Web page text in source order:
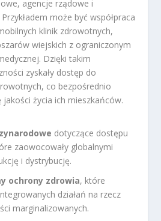
agencje rządowe i
może być współpraca
klinik zdrowotnych,
wiejskich z ograniczonym
Dzięki takim
zyskały dostęp do
co bezpośrednio
jakości życia ich mieszkańców.
dotyczące dostępu
zaowocowały globalnymi
i dystrybucję.
ochrony zdrowia, które
działań na rzecz
marginalizowanych.